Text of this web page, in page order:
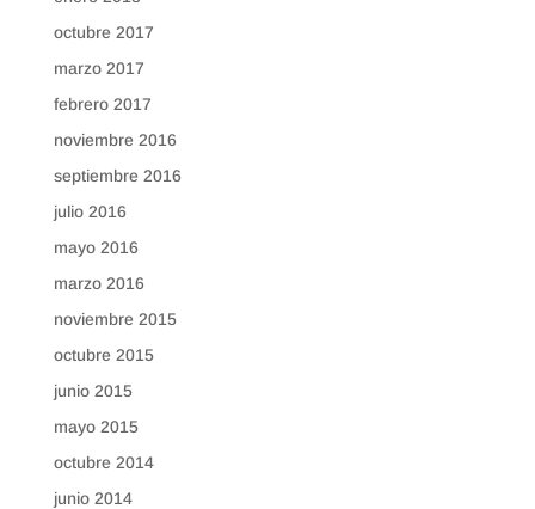
octubre 2017
marzo 2017
febrero 2017
noviembre 2016
septiembre 2016
julio 2016
mayo 2016
marzo 2016
noviembre 2015
octubre 2015
junio 2015
mayo 2015
octubre 2014
junio 2014